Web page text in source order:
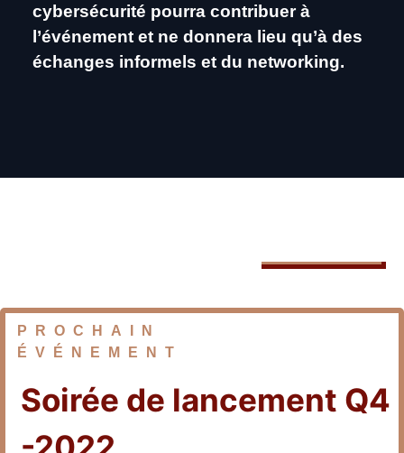
cybersécurité pourra contribuer à
l’événement et ne donnera lieu qu’à des
échanges informels et du networking.
PROCHAIN
ÉVÉNEMENT
Soirée de lancement Q4